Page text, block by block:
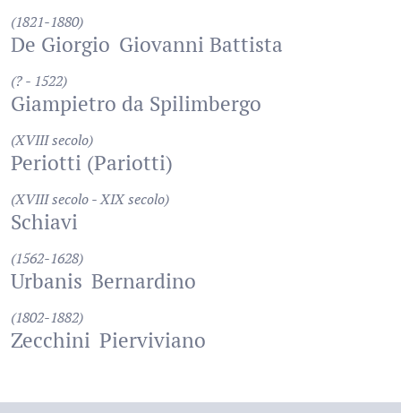
(1821-1880)
De Giorgio Giovanni Battista
(? - 1522)
Giampietro da Spilimbergo
(XVIII secolo)
Periotti (Pariotti)
(XVIII secolo - XIX secolo)
Schiavi
(1562-1628)
Urbanis Bernardino
(1802-1882)
Zecchini Pierviviano